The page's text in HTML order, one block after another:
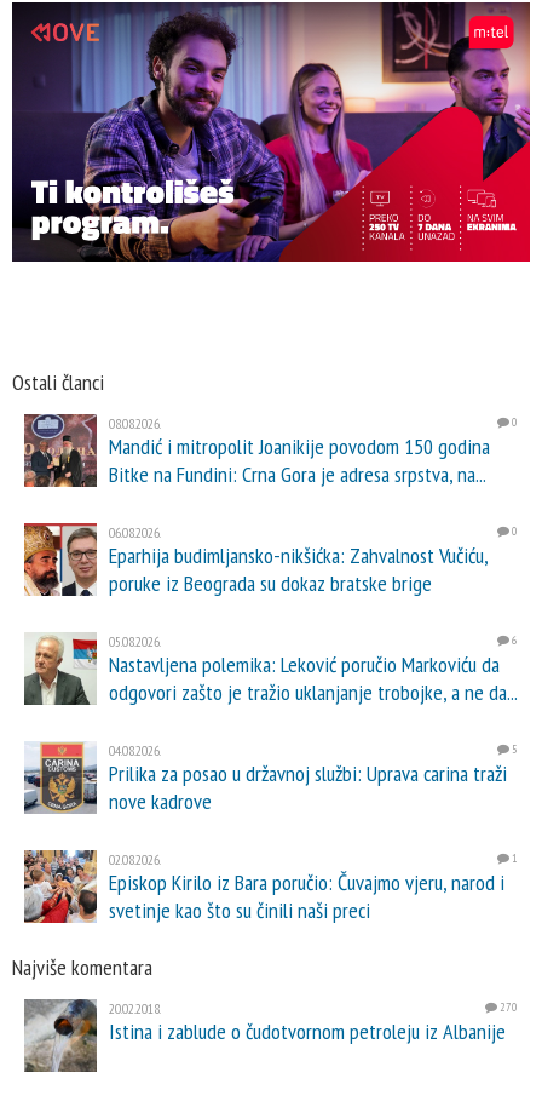
Ostali članci
08.08.2026. 0
Mandić i mitropolit Joanikije povodom 150 godina
Bitke na Fundini: Crna Gora je adresa srpstva, na...
06.08.2026. 0
Eparhija budimljansko-nikšićka: Zahvalnost Vučiću,
poruke iz Beograda su dokaz bratske brige
05.08.2026. 6
Nastavljena polemika: Leković poručio Markoviću da
odgovori zašto je tražio uklanjanje trobojke, a ne da...
04.08.2026. 5
Prilika za posao u državnoj službi: Uprava carina traži
nove kadrove
02.08.2026. 1
Episkop Kirilo iz Bara poručio: Čuvajmo vjeru, narod i
svetinje kao što su činili naši preci
Najviše komentara
20.02.2018. 270
Istina i zablude o čudotvornom petroleju iz Albanije